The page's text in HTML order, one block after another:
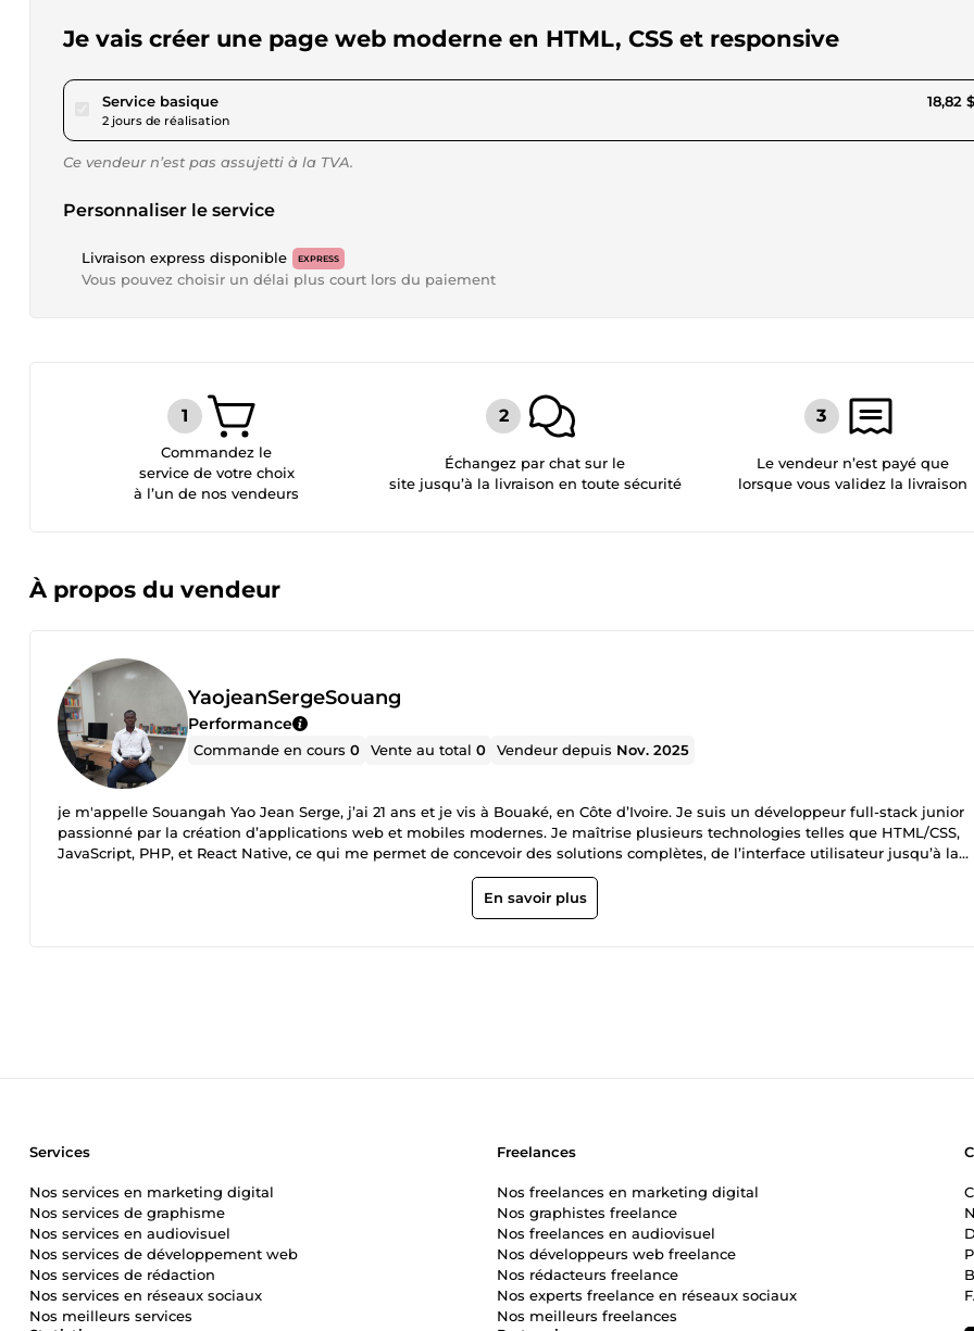
Je vais créer une page web moderne en HTML, CSS et responsive
Service basiquepour 17,34 $US
2 jours de réalisation
18,82
Ce vendeur n’est pas assujetti à la TVA.
Personnaliser le service
Livraison express disponible EXPRESS
Vous pouvez choisir un délai plus court lors du paiement
Commandez le
service de votre choix
à l’un de nos vendeurs
Échangez par chat sur le
site jusqu’à la livraison en toute sécurité
Le vendeur n’est payé que
lorsque vous validez la livraison
À propos du vendeur
YaojeanSergeSouang
Performance
Commande en cours0 Vente au total0 Vendeur depuis Nov. 2025
je m'appelle Souangah Yao Jean Serge, j’ai 21 ans et je vis à Bouaké, en Côte d’Ivoire. Je suis un développeur full-stack junior
passionné par la création d’applications web et mobiles modernes. Je maîtrise plusieurs technologies telles que HTML/CSS,
JavaScript, PHP, et React Native, ce qui me permet de concevoir des solutions complètes, de l’interface utilisateur jusqu’à la
logique serveur. Je suis motivé, autonome et toujours prêt à apprendre. Mon objectif est de mettre mes compétences au
de projets concrets, en collaborant avec des clients du monde entier pour livrer des applications fiables, performantes et bien
En savoir plus
Services
Nos services en marketing digital
Nos services de graphisme
Nos services en audiovisuel
Nos services de développement web
Nos services de rédaction
Nos services en réseaux sociaux
Nos meilleurs services
Freelances
Nos freelances en marketing digital
Nos graphistes freelance
Nos freelances en audiovisuel
Nos développeurs web freelance
Nos rédacteurs freelance
Nos experts freelance en réseaux sociaux
Nos meilleurs freelances